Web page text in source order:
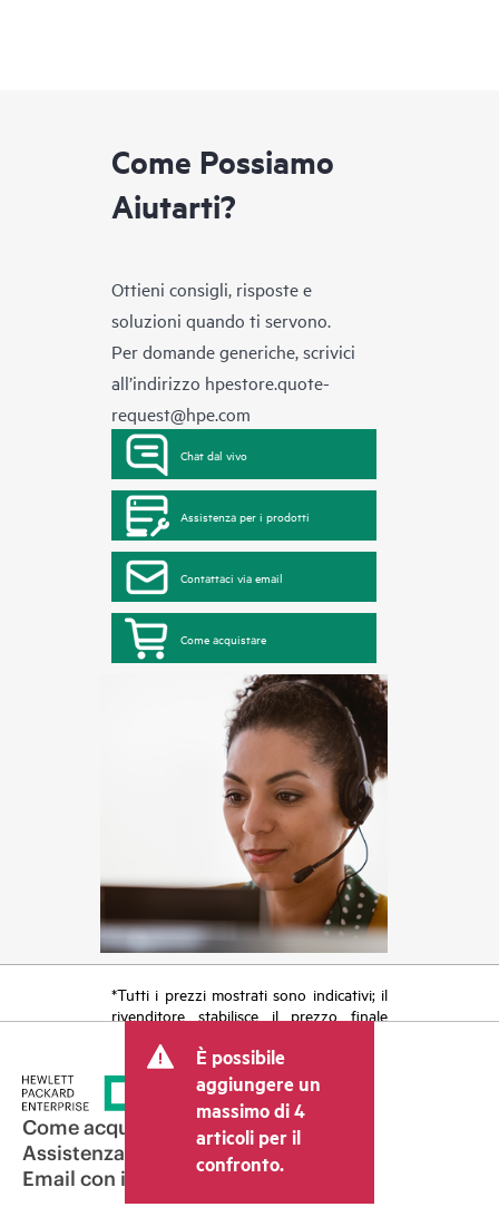
Come Possiamo
Aiutarti?
Ottieni consigli, risposte e
soluzioni quando ti servono.
Per domande generiche, scrivici
all’indirizzo hpestore.quote-
request@hpe.com
Chat dal vivo
Assistenza per i prodotti
Contattaci via email
Come acquistare
*Tutti i prezzi mostrati sono indicativi; il
rivenditore stabilisce il prezzo finale
costi, come le imposte sulla vendita/IVA
e le spese di spedizione. Il prezzo della
transazione stabilito dal rivenditore può
variare rispetto a quello di altri
rivenditori e al prezzo indicativo
mostrato. I prezzi indicativi possono
includere offerte promozionali a tempo
È possibile
aggiungere un
massimo di 4
articoli per il
confronto.
Come acquistare
Assistenza per i prodotti
Email con il commerciale